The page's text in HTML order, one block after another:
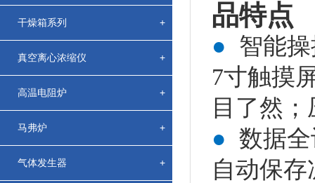
干燥箱系列 +
真空离心浓缩仪 +
高温电阻炉 +
马弗炉 +
气体发生器 +
品特点
● 智能
7寸触摸
目了然
● 数据
自动保